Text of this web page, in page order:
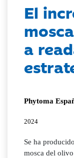
El
a
Phytoma
2024
Se ha
mosca del